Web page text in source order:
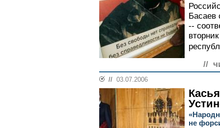
Басаев
--
//
// 03.07.2006
не